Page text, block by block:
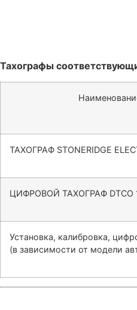
Тахографы
ТАХОГРАФ STONERIDGE
ЦИФРОВОЙ ТАХОГРАФ DTCO
Установка, калибровка,
(в зависимости от модели